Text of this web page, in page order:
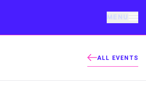
MENU
ALL EVENTS